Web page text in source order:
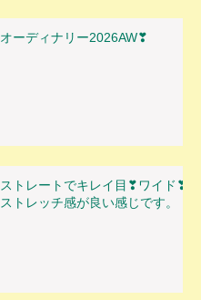
オーディナリー2026AW❣
ストレートでキレイ目❣ワイド❣
ストレッチ感が良い感じです。